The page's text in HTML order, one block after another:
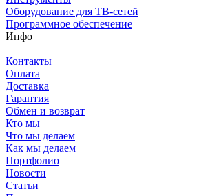
Оборудование для ТВ-сетей
Программное обеспечение
Инфо
Контакты
Оплата
Доставка
Гарантия
Обмен и возврат
Кто мы
Что мы делаем
Как мы делаем
Портфолио
Новости
Статьи